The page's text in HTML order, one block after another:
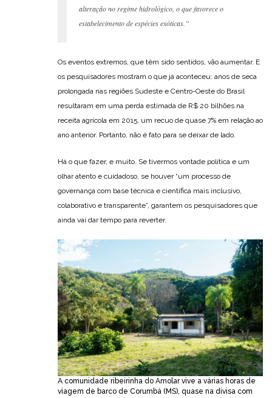
alteração no regime hidrológico, o que favorece o
estabelecimento de espécies exóticas.”
Os eventos extremos, que têm sido sentidos, vão aumentar. E
os pesquisadores mostram o que já aconteceu: anos de seca
prolongada nas regiões Sudeste e Centro-Oeste do Brasil
resultaram em uma perda estimada de R$ 20 bilhões na
receita agrícola em 2015, um recuo de quase 7% em relação ao
ano anterior. Portanto, não é fato para se deixar de lado.
Há o que fazer, e muito. Se tivermos vontade política e um
olhar atento e cuidadoso, se houver “um processo de
governança com base técnica e científica mais inclusivo,
colaborativo e transparente”, garantem os pesquisadores que
ainda vai dar tempo para reverter.
A comunidade ribeirinha do Amolar vive a várias horas de
viagem de barco de Corumbá (MS), quase na divisa com